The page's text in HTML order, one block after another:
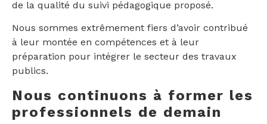
de la qualité du suivi pédagogique proposé.
Nous sommes extrêmement fiers d’avoir contribué
à leur montée en compétences et à leur
préparation pour intégrer le secteur des travaux
publics.
Nous continuons à former les
professionnels de demain